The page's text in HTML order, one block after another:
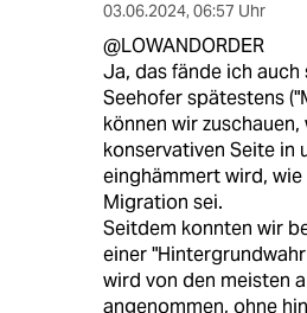
03.06.2024, 06:57 Uhr
@LOWANDORDER
Ja, das fände ich auch
Seehofer spätestens
können wir
konservativen Seite in
einghämmert wird,
Migration sei.
Seitdem konnten wir
einer
wird von den meisten
angenommen, ohne